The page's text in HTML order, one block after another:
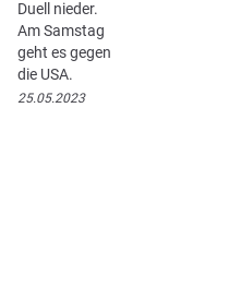
Duell nieder.
Am Samstag
geht es gegen
die USA.
25.05.2023